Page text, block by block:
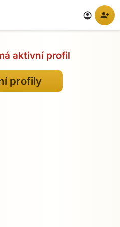
account_circle person_add
aktivní profil
profily